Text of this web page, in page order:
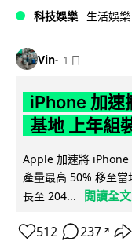
科技娛樂 生活娛樂
Vin 1 日
iPhone 加速
基地 上年組
Apple 加速將 iPhone
產量最高 50% 移至
長至 204...
閱讀全文
512 237 ↗